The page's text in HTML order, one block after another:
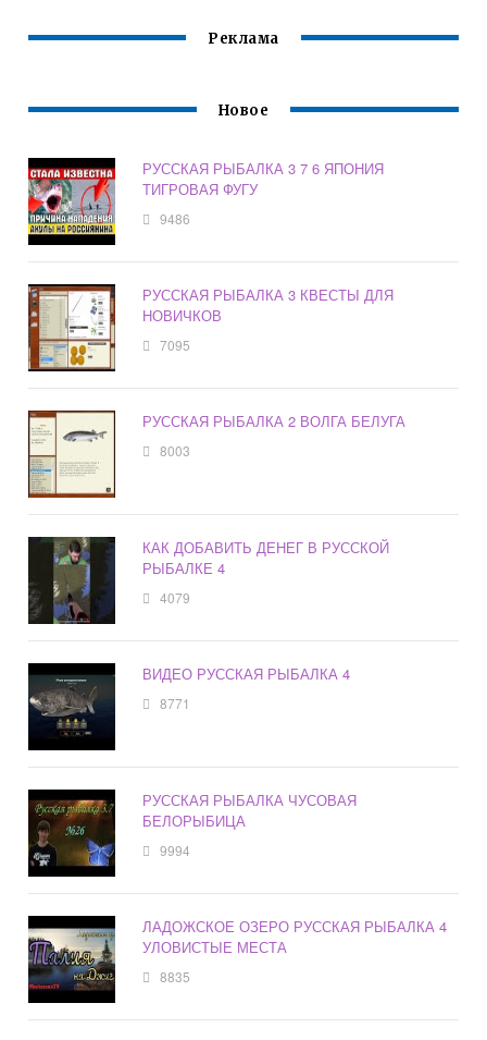
Реклама
Новое
РУССКАЯ РЫБАЛКА 3 7 6 ЯПОНИЯ
ТИГРОВАЯ ФУГУ
9486
РУССКАЯ РЫБАЛКА 3 КВЕСТЫ ДЛЯ
НОВИЧКОВ
7095
РУССКАЯ РЫБАЛКА 2 ВОЛГА БЕЛУГА
8003
КАК ДОБАВИТЬ ДЕНЕГ В РУССКОЙ
РЫБАЛКЕ 4
4079
ВИДЕО РУССКАЯ РЫБАЛКА 4
8771
РУССКАЯ РЫБАЛКА ЧУСОВАЯ
БЕЛОРЫБИЦА
9994
ЛАДОЖСКОЕ ОЗЕРО РУССКАЯ РЫБАЛКА 4
УЛОВИСТЫЕ МЕСТА
8835